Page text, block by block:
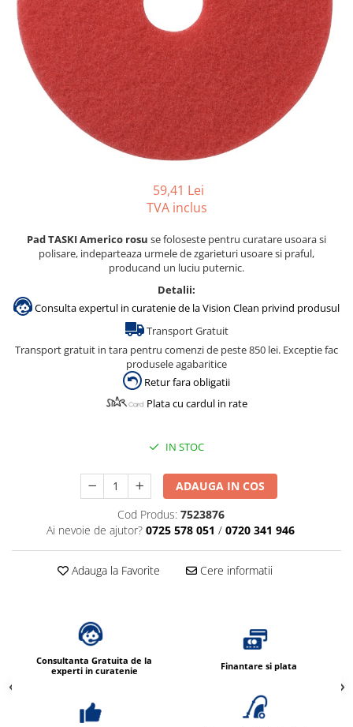
Gama de cosmetice hoteliere
Salvatore Ferragamo
Gama de cosmetice hoteliere Sense
Papuci hotel
59,41 Lei
TVA inclus
Pad TASKI Americo rosu se foloseste pentru curatare usoara si
polisare, indeparteaza urmele de zgarieturi usoare si praful,
producand un luciu puternic.
Detalii:
Consulta expertul in curatenie de la Vision Clean privind produsul
Transport Gratuit
Transport gratuit in tara pentru comenzi de peste 850 lei. Exceptie fac
produsele agabaritice
Retur fara obligatii
Plata cu cardul in rate
IN STOC
ADAUGA IN COS
Cod Produs: 7523876
Ai nevoie de ajutor? 0725 578 051 / 0720 341 946
Adauga la Favorite Cere informatii
Consultanta Gratuita de la
experti in curatenie
Finantare si plata